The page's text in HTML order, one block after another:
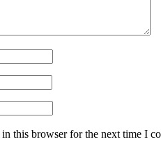
this browser for the next time I